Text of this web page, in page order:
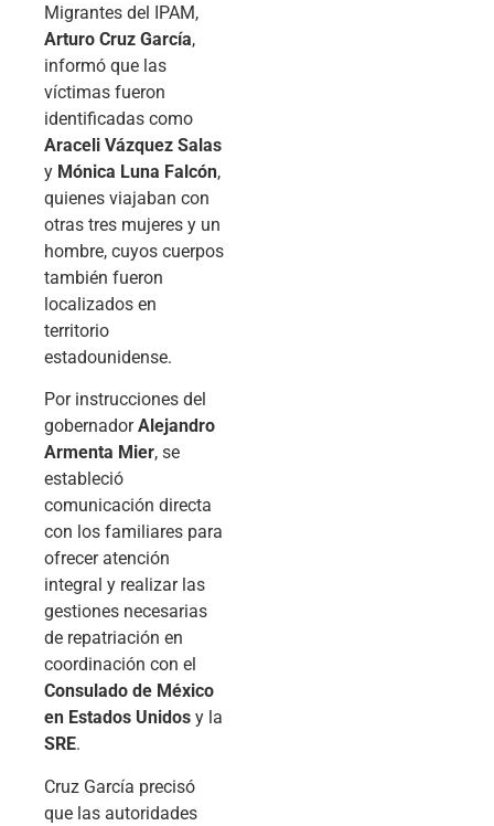
Migrantes del IPAM,
Arturo Cruz García,
informó que las
víctimas fueron
identificadas como
Araceli Vázquez Salas
y Mónica Luna Falcón,
quienes viajaban con
otras tres mujeres y un
hombre, cuyos cuerpos
también fueron
localizados en
territorio
estadounidense.
Por instrucciones del
gobernadorAlejandro
Armenta Mier, se
estableció
comunicación directa
con los familiares para
ofrecer atención
integral y realizar las
gestiones necesarias
de repatriación en
coordinación con el
Consulado de México
en Estados Unidos y la
SRE.
Cruz García precisó
que las autoridades